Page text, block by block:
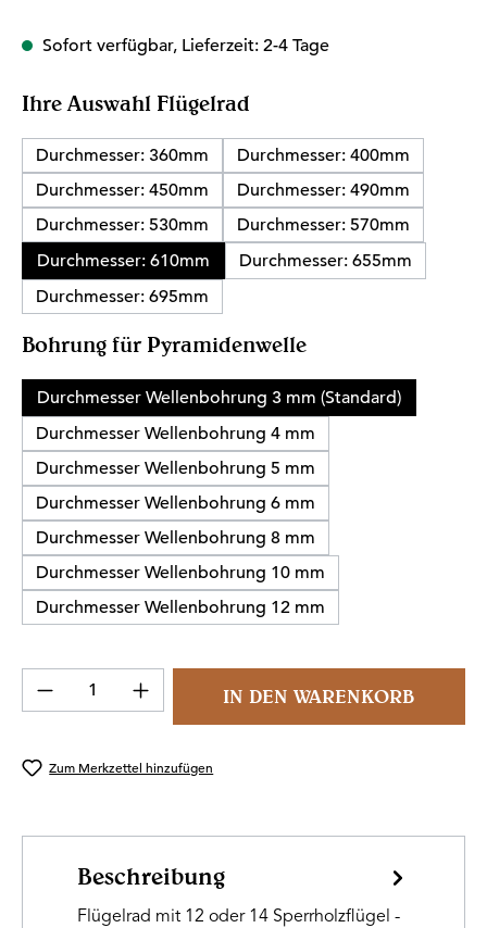
Sofort verfügbar, Lieferzeit: 2-4 Tage
Ihre Auswahl Flügelrad
Durchmesser: 360mm
Durchmesser: 400mm
Durchmesser: 450mm
Durchmesser: 490mm
Durchmesser: 530mm
Durchmesser: 570mm
Durchmesser: 610mm
Durchmesser: 655mm
Durchmesser: 695mm
Bohrung für Pyramidenwelleauswählen
Durchmesser Wellenbohrung 3 mm (Standard)
Durchmesser Wellenbohrung 4 mm
Durchmesser Wellenbohrung 5 mm
Durchmesser Wellenbohrung 6 mm
Durchmesser Wellenbohrung 8 mm
Durchmesser Wellenbohrung 10 mm
Durchmesser Wellenbohrung 12 mm
Produkt Anzahl: Gib den gewünschten
IN DEN WARENKORB
Zum Merkzettel hinzufügen
Beschreibung
Flügelrad mit 12 oder 14 Sperrholzflügel -